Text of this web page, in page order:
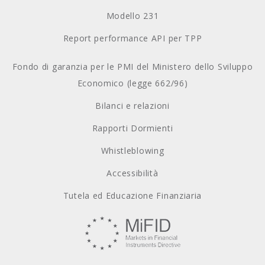
Modello 231
Report performance API per TPP
Fondo di garanzia per le PMI del Ministero dello Sviluppo
Economico (legge 662/96)
Bilanci e relazioni
Rapporti Dormienti
Whistleblowing
Accessibilità
Tutela ed Educazione Finanziaria